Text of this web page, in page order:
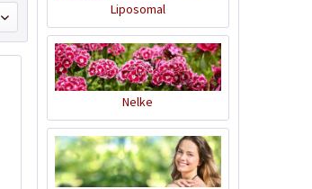
Liposomal
Nelke